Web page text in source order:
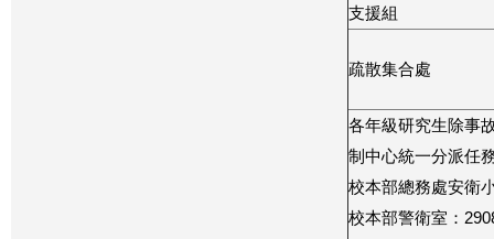
支援組
疏散集合處
各年級研究生除事
制中心統一分派任
校本部總務處安衛
校本部警衛室：